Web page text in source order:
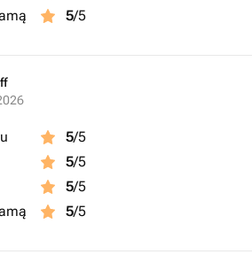
5/5
5/5
5/5
5/5
5/5